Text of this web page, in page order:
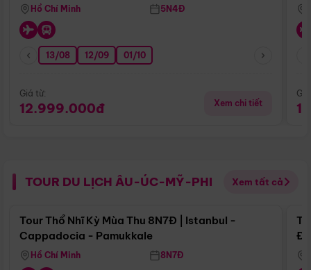
Hồ Chí Minh 5N4Đ
13/08 12/09 01/10
Giá từ:
12.999.000đ Xem chi tiết
TOUR DU LỊCH ÂU-ÚC-MỸ-PHI Xem tất cả
Điểm nổi bật
Tour Thổ Nhĩ Kỳ Mùa Thu 8N7Đ | Istanbul -
Cappadocia - Pamukkale
Hồ Chí Minh 8N7Đ